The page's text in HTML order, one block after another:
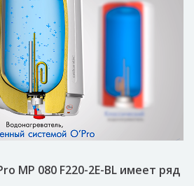
MP 080 F220-2E-BL имеет ряд